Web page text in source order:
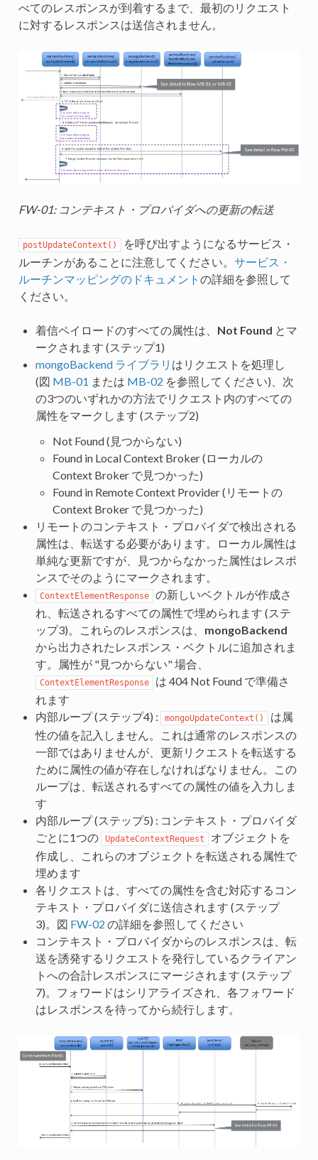
べてのレスポンスが到着するまで、最初のリクエスト
に対するレスポンスは送信されません。
FW-01: コンテキスト・プロバイダへの更新の転送
postUpdateContext()
を呼び出すようになるサービス・
ルーチンがあることに注意してください。 サービス・
ルーチンマッピングのドキュメント の詳細を参照して
ください。
着信ペイロードのすべての属性は、 Not Found とマ
ークされます (ステップ1)
mongoBackend ライブラリ はリクエストを処理し
(図 MB-01 または MB-02 を参照してください)、次
の3つのいずれかの方法でリクエスト内のすべての
属性をマークします (ステップ2)
Not Found (見つからない)
Found in Local Context Broker (ローカルの
Context Broker で見つかった)
Found in Remote Context Provider (リモートの
Context Broker で見つかった)
リモートのコンテキスト・プロバイダで検出される
属性は、転送する必要があります。ローカル属性は
単純な更新ですが、見つからなかった属性はレスポ
ンスでそのようにマークされます。
ContextElementResponse
の新しいベクトルが作成さ
れ、転送されるすべての属性で埋められます (ステ
ップ3)。これらのレスポンスは、 mongoBackend
から出力されたレスポンス・ベクトルに追加されま
す。属性が "見つからない" 場合、
ContextElementResponse
は 404 Not Found で準備さ
れます
内部ループ (ステップ4) :
mongoUpdateContext()
は属
性の値を記入しません。これは通常のレスポンスの
一部ではありませんが、更新リクエストを転送する
ために属性の値が存在しなければなりません。この
ループは、転送されるすべての属性の値を入力しま
す
内部ループ (ステップ5) : コンテキスト・プロバイダ
ごとに1つの
UpdateContextRequest
オブジェクトを
作成し、これらのオブジェクトを転送される属性で
埋めます
各リクエストは、すべての属性を含む対応するコン
テキスト・プロバイダに送信されます (ステップ
3)。図 FW-02 の詳細を参照してください
コンテキスト・プロバイダからのレスポンスは、転
送を誘発するリクエストを発行しているクライアン
トへの合計レスポンスにマージされます (ステップ
7)。フォワードはシリアライズされ、各フォワード
はレスポンスを待ってから続行します。